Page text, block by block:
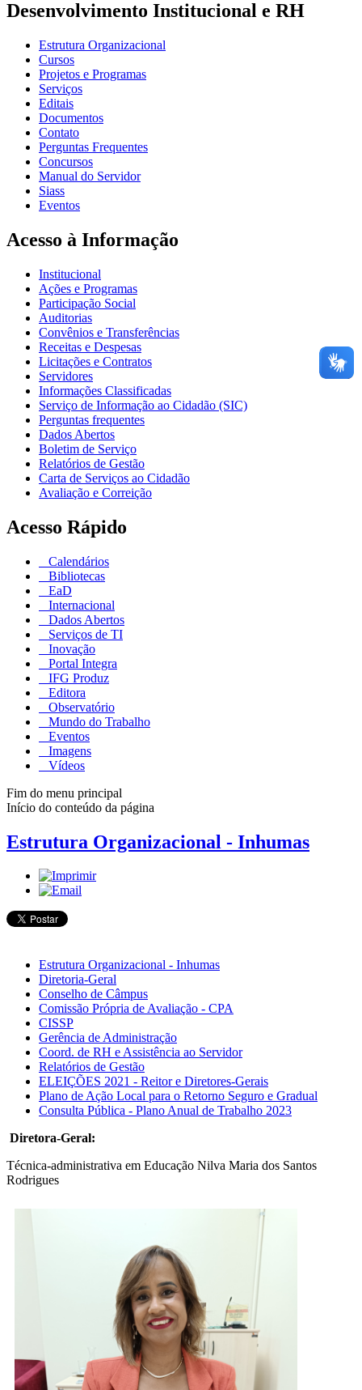
Desenvolvimento Institucional e RH
Estrutura Organizacional
Cursos
Projetos e Programas
Serviços
Editais
Documentos
Contato
Perguntas Frequentes
Concursos
Manual do Servidor
Siass
Eventos
Acesso à Informação
Institucional
Ações e Programas
Participação Social
Auditorias
Convênios e Transferências
Receitas e Despesas
Licitações e Contratos
Servidores
Informações Classificadas
Serviço de Informação ao Cidadão (SIC)
Perguntas frequentes
Dados Abertos
Boletim de Serviço
Relatórios de Gestão
Carta de Serviços ao Cidadão
Avaliação e Correição
Acesso Rápido
Calendários
Bibliotecas
EaD
Internacional
Dados Abertos
Serviços de TI
Inovação
Portal Integra
IFG Produz
Editora
Observatório
Mundo do Trabalho
Eventos
Imagens
Vídeos
Fim do menu principal
Início do conteúdo da página
Estrutura Organizacional - Inhumas
Estrutura Organizacional - Inhumas
Diretoria-Geral
Conselho de Câmpus
Comissão Própria de Avaliação - CPA
CISSP
Gerência de Administração
Coord. de RH e Assistência ao Servidor
Relatórios de Gestão
ELEIÇÕES 2021 - Reitor e Diretores-Gerais
Plano de Ação Local para o Retorno Seguro e Gradual
Consulta Pública - Plano Anual de Trabalho 2023
Diretora-Geral:
Técnica-administrativa em Educação Nilva Maria dos Santos
Rodrigues